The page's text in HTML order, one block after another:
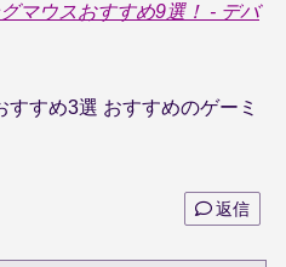
マウスおすすめ9選！ - デバ
すめ3選 おすすめのゲーミ
返信